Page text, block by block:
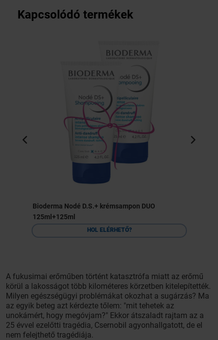
Kapcsolódó termékek
Bioderma Nodé D.S.+ krémsampon DUO
125ml+125ml
HOL ELÉRHETŐ?
A fukusimai erőműben történt katasztrófa miatt az erőmű
körül a lakosságot több kilométeres körzetben kitelepítették.
Milyen egészségügyi problémákat okozhat a sugárzás? Ma
az egyik beteg azt kérdezte tőlem: "mit tehetek az
unokámért, hogy megóvjam?" Ekkor átszaladt rajtam az a
25 évvel ezelőtti tragédia, Csernobil agyonhallgatott, de el
nem felejthető tragédiája.